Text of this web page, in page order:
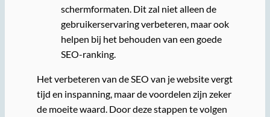
schermformaten. Dit zal niet alleen de
gebruikerservaring verbeteren, maar ook
helpen bij het behouden van een goede
SEO-ranking.
Het verbeteren van de SEO van je website vergt
tijd en inspanning, maar de voordelen zijn zeker
de moeite waard. Door deze stappen te volgen